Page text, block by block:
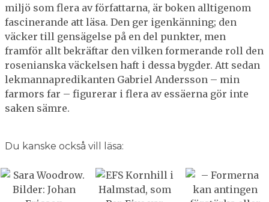
miljö som flera av författarna, är boken alltigenom
fascinerande att läsa. Den ger igenkänning; den
väcker till gensägelse på en del punkter, men
framför allt bekräftar den vilken formerande roll den
rosenianska väckelsen haft i dessa bygder. Att sedan
lekmannapredikanten Gabriel Andersson – min
farmors far – figurerar i flera av essäerna gör inte
saken sämre.
Du kanske också vill läsa: